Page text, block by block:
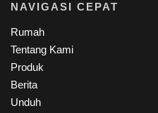
NAVIGASI CEPAT
Rumah
Tentang Kami
Produk
Berita
Unduh